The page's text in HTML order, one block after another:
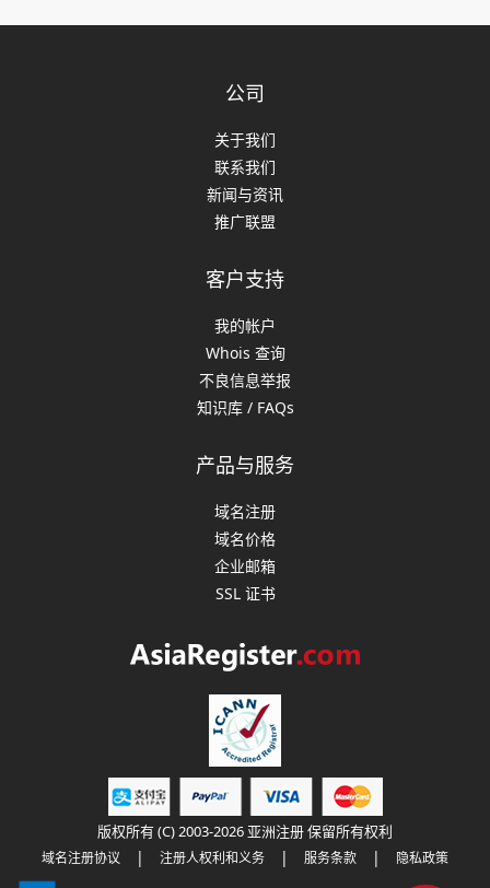
公司
关于我们
联系我们
新闻与资讯
推广联盟
客户支持
我的帐户
Whois 查询
不良信息举报
知识库 / FAQs
产品与服务
域名注册
域名价格
企业邮箱
SSL 证书
版权所有 (C) 2003-2026 亚洲注册 保留所有权利
域名注册协议 | 注册人权利和义务 | 服务条款 | 隐私政策